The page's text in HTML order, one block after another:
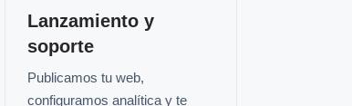
Lanzamiento y
soporte
Publicamos tu web,
configuramos analítica y te